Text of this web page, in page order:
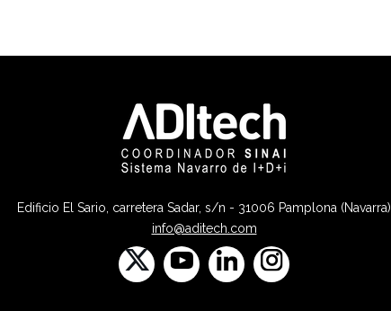
Edificio El Sario, carretera Sadar, s/n - 31006 Pamplona (Navarra)
info@aditech.com